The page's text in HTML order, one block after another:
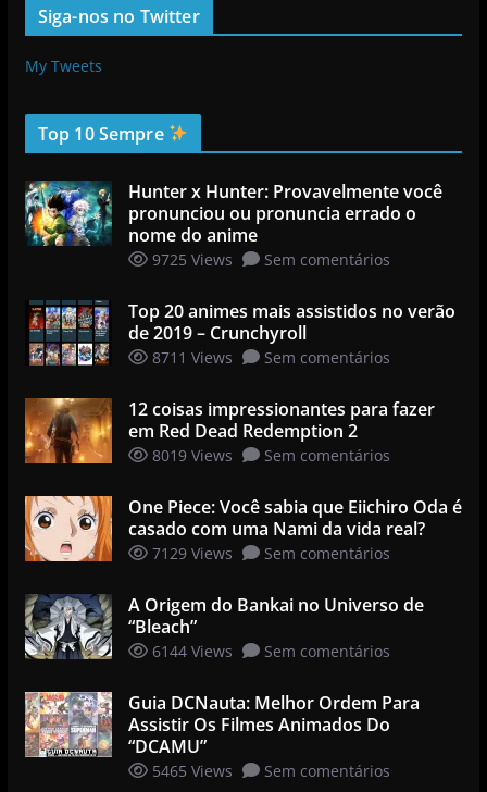
Siga-nos no Twitter
My Tweets
Top 10 Sempre
Hunter x Hunter: Provavelmente você
pronunciou ou pronuncia errado o
nome do anime
9725 Views Sem comentários
Top 20 animes mais assistidos no verão
de 2019 – Crunchyroll
8711 Views Sem comentários
12 coisas impressionantes para fazer
em Red Dead Redemption 2
8019 Views Sem comentários
One Piece: Você sabia que Eiichiro Oda é
casado com uma Nami da vida real?
7129 Views Sem comentários
A Origem do Bankai no Universo de
“Bleach”
6144 Views Sem comentários
Guia DCNauta: Melhor Ordem Para
Assistir Os Filmes Animados Do
“DCAMU”
5465 Views Sem comentários